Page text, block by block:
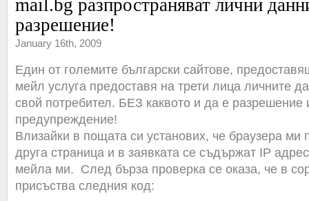
mail.bg разпространяват лични
разрешение!
January 16th, 2009
Един от големите български сайтове,
мейл услуга предоставя на трети лица личните
свой потребител. БЕЗ каквото и да е разрешение
предупреждение!
Влизайки в пощата си установих, че браузера ми
друга страница и в заявката се съдържат IP
мейла ми. След бърза проверка се оказа, че в
присъства следния код: